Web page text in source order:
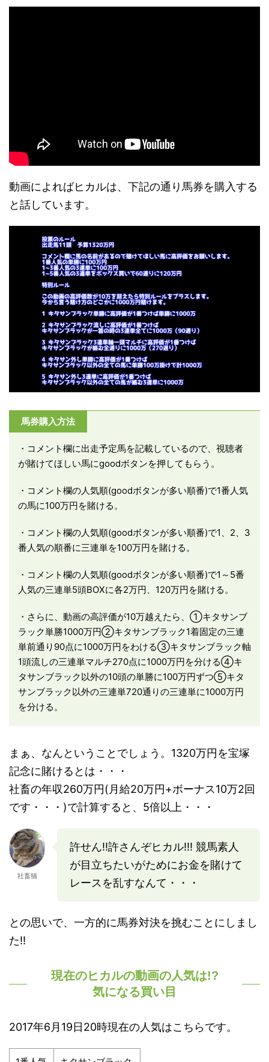
動画によればヒカルは、下記の通り馬券を購入する
と話しています。
馬券購入方法
・コメント欄に出走予定馬を記載しているので、視聴者
が賭けてほしい馬にgoodボタンを押してもらう。
・コメント欄の人気順(goodボタンが多い順番)で1番人気
の馬に100万円を賭ける。
・コメント欄の人気順(goodボタンが多い順番)で1、2、3
番人気の順番に三連単を100万円を賭ける。
・コメント欄の人気順(goodボタンが多い順番)で1～5番
人気の三連単5頭BOXに各2万円、120万円を賭ける。
・さらに、動画の高評価が10万越えたら、①キタサンブ
ラック単勝1000万円②キタサンブラック1着固定の三連
単前通り90点に1000万円をわける③キタサンブラック軸
1頭流しの三連単マルチ270点に1000万円を分ける④キ
タサンブラック以外の10頭の単勝に100万円ずつ⑤キタ
サンブラック以外の三連単720通りの三連単に1000万円
を分ける。
まぁ、なんということでしょう。1320万円を宝塚
記念に賭けるとは・・・
社畜の年収260万円(月給20万円+ボーナス10万2回
です・・・)で計算すると、5倍以上・・・
社畜猫
許せん!!許さんぞヒカル!!! 競馬素人
が目立ちたいがためにお金を賭けて
レースを乱すなんて・・・
との思いで、一方的に馬券対決を挑むことにしまし
た!!
現在のヒカルの動画の人気は!?
気になる買い目
2017年6月19日20時現在の人気はこちらです。